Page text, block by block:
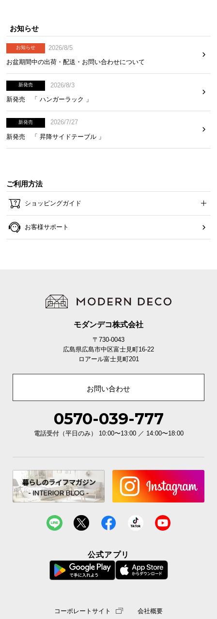
お知らせ
お知らせ
2026/8/5
お盆期間中の出荷・配送・お問い合わせについて
新発売
2026/8/3
新発売 「 ハンガーラック 」
新発売
2026/7/27
新発売 「 昇降サイドテーブル 」
ご利用方法
ショッピングガイド
お客様サポート
モダンデコ株式会社
〒730-0043
広島県広島市中区富士見町16-22
ロアール富士見町201
お問い合わせ
0570-039-777
電話受付（平日のみ） 10:00〜13:00 ／ 14:00〜18:00
公式アプリ
コーポレートサイト 会社概要